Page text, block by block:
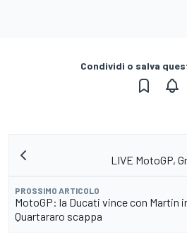
Condividi o salva
LIVE MotoGP,
PROSSIMO ARTICOLO
MotoGP: la Ducati vince con Martin
Quartararo scappa